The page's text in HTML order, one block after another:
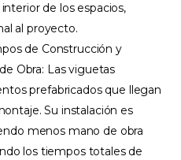
de los espacios,
al proyecto.
de Construcción y
Obra: Las viguetas
prefabricados que llegan
Su instalación es
menos mano de obra
los tiempos totales de